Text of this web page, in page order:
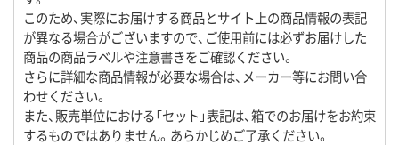
このため、実際にお届けする商品とサイト上の商品情報の表記
が異なる場合がございますので、ご使用前には必ずお届けした
商品の商品ラベルや注意書きをご確認ください。
さらに詳細な商品情報が必要な場合は、メーカー等にお問い合
わせください。
また、販売単位における「セット」表記は、箱でのお届けをお約束
するものではありません。あらかじめご了承ください。